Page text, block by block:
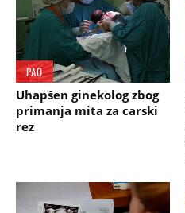
PAO
Uhapšen ginekolog zbog
primanja mita za carski
rez